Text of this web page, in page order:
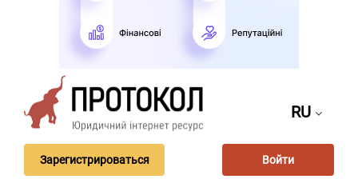
RU
Зарегистрироваться Войти